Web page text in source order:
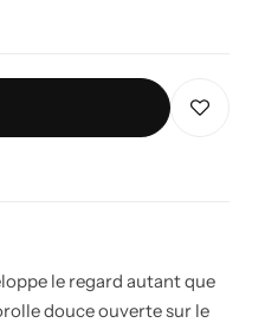
le regard autant que
douce ouverte sur le